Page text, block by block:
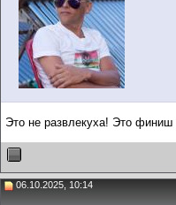
Это не развлекуха! Это финиш
06.10.2025, 10:14